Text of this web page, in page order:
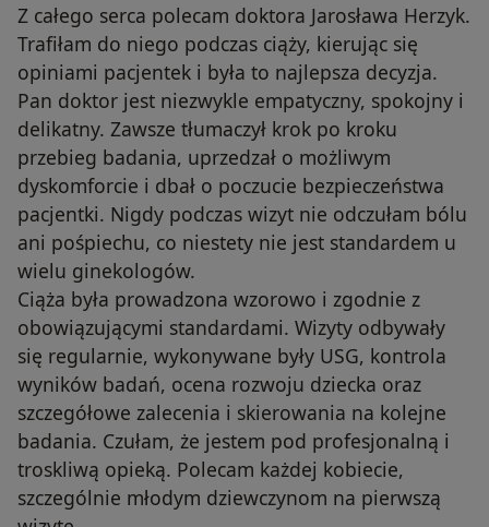
Z całego serca polecam doktora Jarosława Herzyk.
Trafiłam do niego podczas ciąży, kierując się
opiniami pacjentek i była to najlepsza decyzja.
Pan doktor jest niezwykle empatyczny, spokojny i
delikatny. Zawsze tłumaczył krok po kroku
przebieg badania, uprzedzał o możliwym
dyskomforcie i dbał o poczucie bezpieczeństwa
pacjentki. Nigdy podczas wizyt nie odczułam bólu
ani pośpiechu, co niestety nie jest standardem u
wielu ginekologów.
Ciąża była prowadzona wzorowo i zgodnie z
obowiązującymi standardami. Wizyty odbywały
się regularnie, wykonywane były USG, kontrola
wyników badań, ocena rozwoju dziecka oraz
szczegółowe zalecenia i skierowania na kolejne
badania. Czułam, że jestem pod profesjonalną i
troskliwą opieką. Polecam każdej kobiecie,
szczególnie młodym dziewczynom na pierwszą